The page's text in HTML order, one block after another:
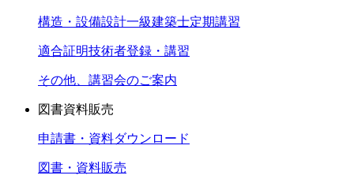
構造・設備設計一級建築士定期講習
適合証明技術者登録・講習
その他、講習会のご案内
図書資料販売
申請書・資料ダウンロード
図書・資料販売